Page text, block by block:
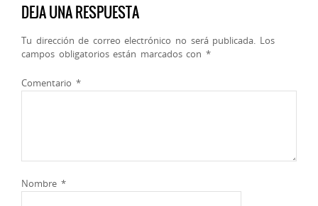
DEJA UNA RESPUESTA
Tu dirección de correo electrónico no será publicada. Los
campos obligatorios están marcados con *
Comentario *
Nombre *